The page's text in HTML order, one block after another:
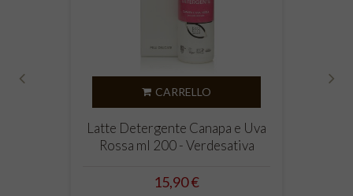
CARRELLO
Latte Detergente Canapa e Uva
Rossa ml 200 - Verdesativa
Prezzo
15,90 €